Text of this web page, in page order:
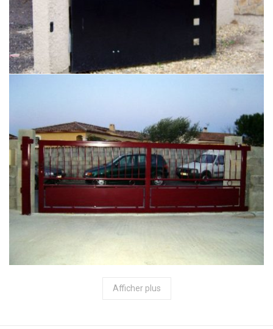
Afficher plus